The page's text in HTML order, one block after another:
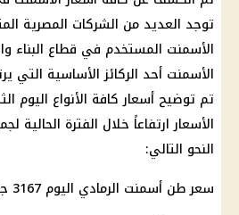
توجد العديد من الشركات المصرية
الأسمنت المستخدم في قطاع البناء
الأسمنت أحد الركائز الأساسية التي
تم توضيح أسعار كافة الأنواع اليوم
الأسعار ارتفاعاً خلال الفترة الحالية
النحو التالي:
سعر طن أسمنت الرمادي اليوم 3167 جنيهًا.